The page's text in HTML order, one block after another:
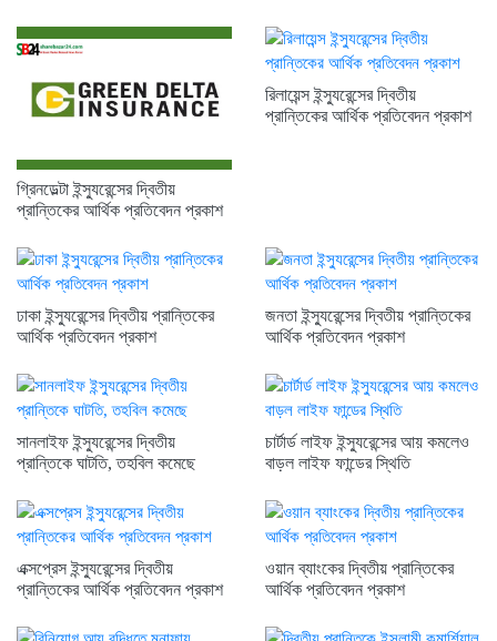
গ্রিনডেল্টা ইন্স্যুরেন্সের দ্বিতীয়
প্রান্তিকের আর্থিক প্রতিবেদন প্রকাশ
রিলায়েন্স ইন্স্যুরেন্সের দ্বিতীয়
প্রান্তিকের আর্থিক প্রতিবেদন প্রকাশ
ঢাকা ইন্স্যুরেন্সের দ্বিতীয় প্রান্তিকের
আর্থিক প্রতিবেদন প্রকাশ
জনতা ইন্স্যুরেন্সের দ্বিতীয় প্রান্তিকের
আর্থিক প্রতিবেদন প্রকাশ
সানলাইফ ইন্স্যুরেন্সের দ্বিতীয়
প্রান্তিকে ঘাটতি, তহবিল কমেছে
চার্টার্ড লাইফ ইন্স্যুরেন্সের আয় কমলেও
বাড়ল লাইফ ফান্ডের স্থিতি
এক্সপ্রেস ইন্স্যুরেন্সের দ্বিতীয়
প্রান্তিকের আর্থিক প্রতিবেদন প্রকাশ
ওয়ান ব্যাংকের দ্বিতীয় প্রান্তিকের
আর্থিক প্রতিবেদন প্রকাশ